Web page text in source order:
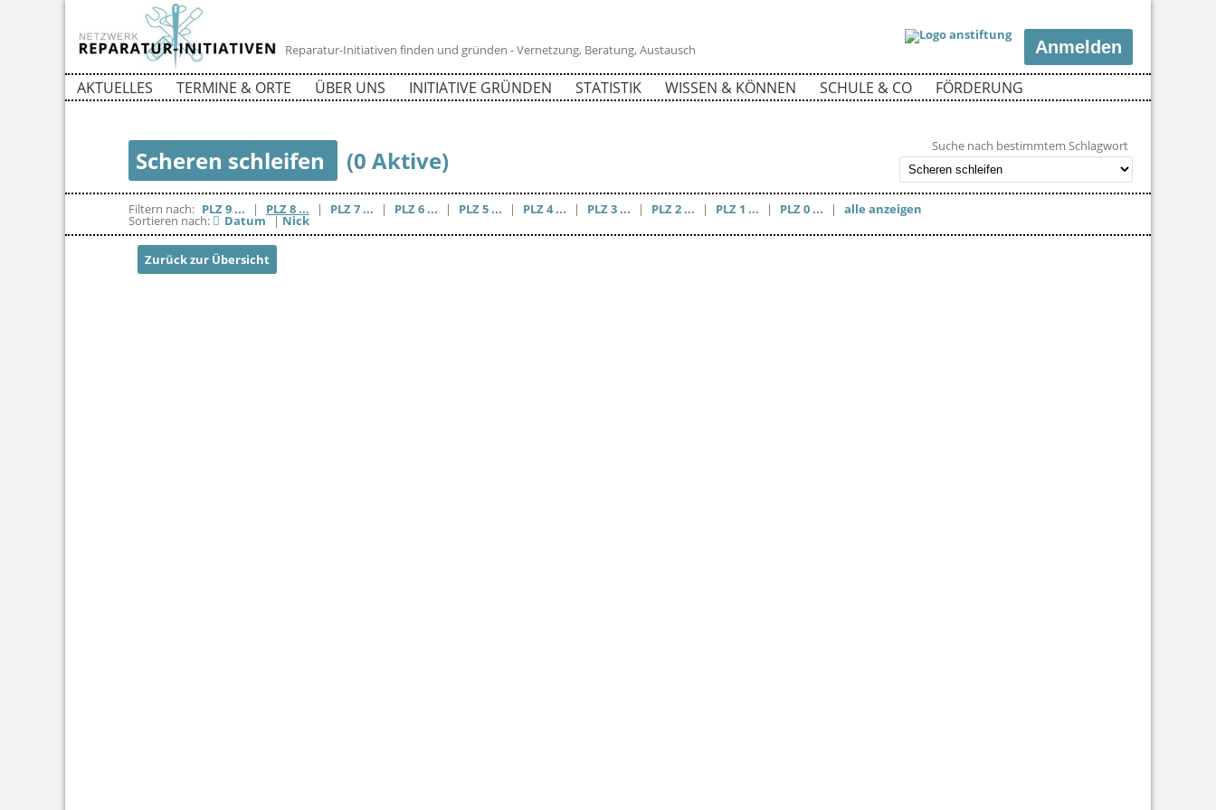
Reparatur-Initiativen finden und gründen - Vernetzung, Beratung, Austausch Anmelden
AKTUELLES TERMINE & ORTE ÜBER UNS INITIATIVE GRÜNDEN STATISTIK WISSEN & KÖNNEN SCHULE & CO FÖRDERUNG
Scheren schleifen (0 Aktive) Suche nach bestimmtem Schlagwort
Filtern nach: PLZ 9 ... | PLZ 8 ... | PLZ 7 ... | PLZ 6 ... | PLZ 5 ... | PLZ 4 ... | PLZ 3 ... | PLZ 2 ... | PLZ 1 ... | PLZ 0 ... | alle anzeigen
Sortieren nach: Datum |Nick
Zurück zur Übersicht